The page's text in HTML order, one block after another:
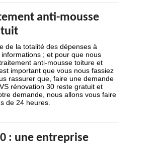
anti-mousse
de la totalité des dépenses à
; et pour que nous
anti-mousse toiture et
important que vous nous fassiez
rassurer que, faire une demande
rénovation 30 reste gratuit et
demande, nous allons vous faire
de 24 heures.
: une entreprise